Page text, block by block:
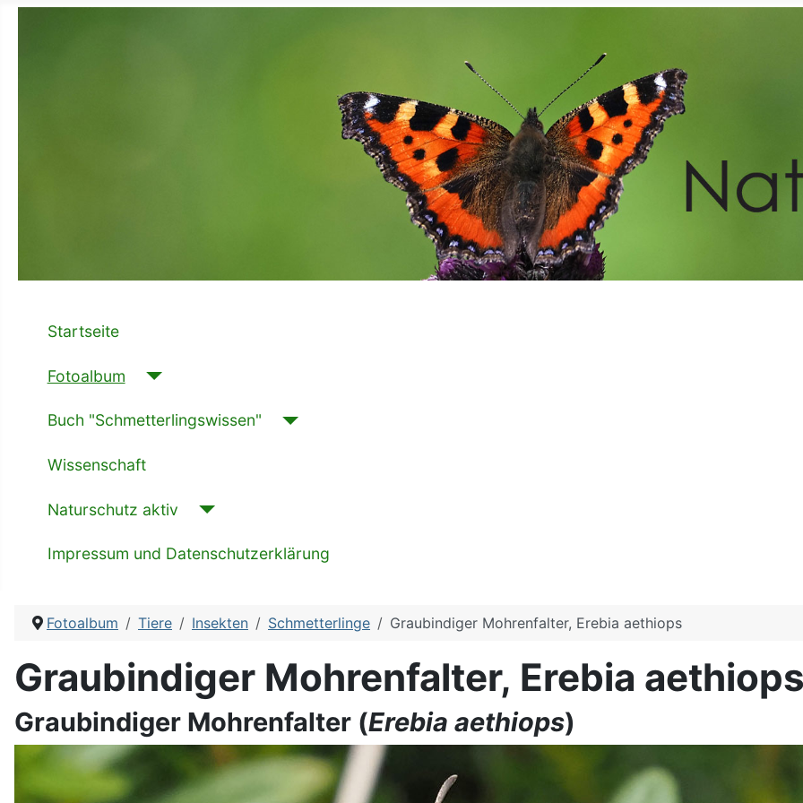
Startseite
Fotoalbum
Buch "Schmetterlingswissen"
Wissenschaft
Naturschutz aktiv
Impressum und Datenschutzerklärung
Fotoalbum Tiere Insekten Schmetterlinge Graubindiger Mohrenfalter, Erebia aethiops
Graubindiger Mohrenfalter, Erebia
Graubindiger Mohrenfalter (Erebia aethiops)